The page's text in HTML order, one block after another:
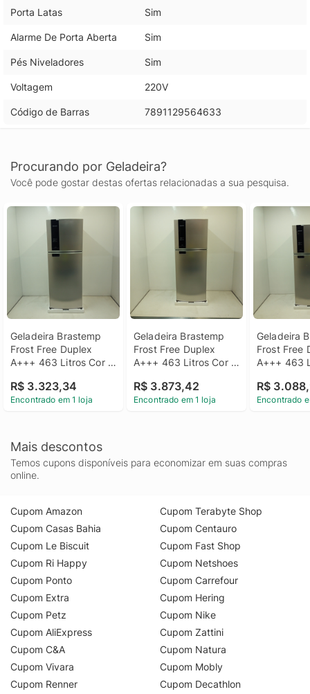
Porta Latas Sim
Alarme De Porta Aberta Sim
Pés Niveladores Sim
Voltagem 220V
Código de Barras 7891129564633
Procurando por Geladeira?
Você pode gostar destas ofertas relacionadas a sua pesquisa.
Geladeira Brastemp
Frost Free Duplex
A+++ 463 Litros Cor
Cold Room -
Brm55fkas2_Wotimo_Jg6088349
R$ 3.323,34
Encontrado em 1 loja
Geladeira Brastemp
Frost Free Duplex
A+++ 463 Litros Cor
Cold Room -
Brm55fkas1_Wexcele_Jg6126560
R$ 3.873,42
Encontrado em 1 loja
Geladeira
Frost Free
A+++ 463
Cold Room
R$
Encontrado
Mais descontos
Temos cupons disponíveis para economizar em suas compras
online.
Cupom Amazon
Cupom Casas Bahia
Cupom Le Biscuit
Cupom Ri Happy
Cupom Ponto
Cupom Extra
Cupom Petz
Cupom AliExpress
Cupom C&A
Cupom Vivara
Cupom Renner
Cupom Terabyte Shop
Cupom Centauro
Cupom Fast Shop
Cupom Netshoes
Cupom Carrefour
Cupom Hering
Cupom Nike
Cupom Zattini
Cupom Natura
Cupom Mobly
Cupom Decathlon